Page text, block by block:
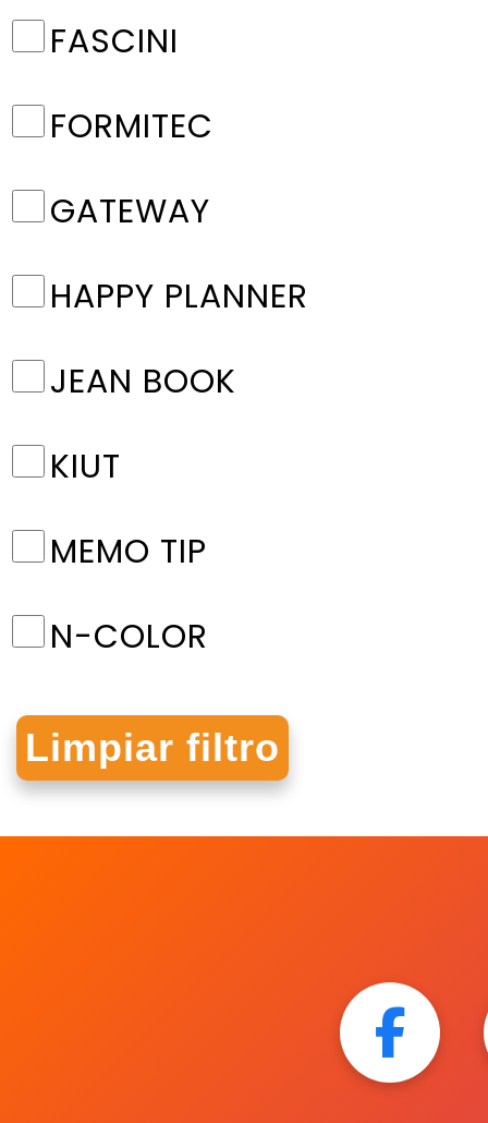
FASCINI
FORMITEC
GATEWAY
HAPPY PLANNER
JEAN BOOK
KIUT
MEMO TIP
N-COLOR
NORMA
ORGANIFORMAS